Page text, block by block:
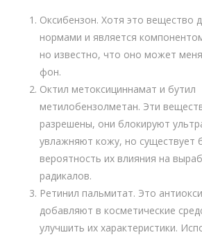
Оксибензон. Хотя это вещество
нормами и является
но известно, что оно может
фон.
Октил метоксициннамат и бутил
метилобензолметан. Эти
разрешены, они блокируют
увлажняют кожу, но существует
вероятность их влияния на
радикалов.
Ретинил пальмитат. Это
добавляют в косметические
улучшить их характеристики.